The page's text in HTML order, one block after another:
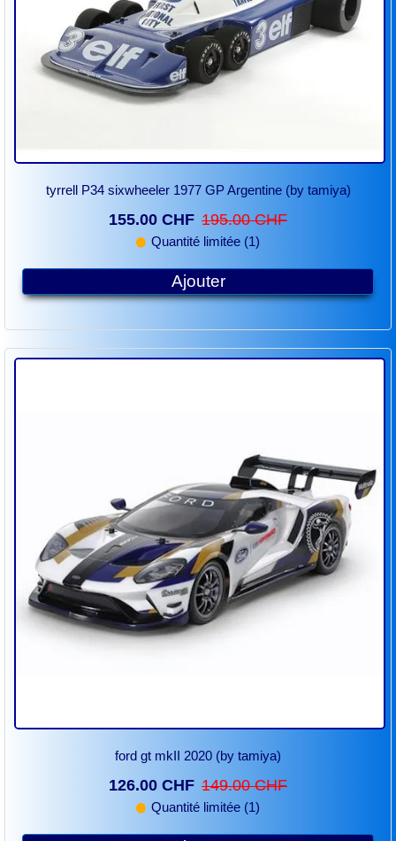
tyrrell P34 sixwheeler 1977 GP Argentine (by tamiya)
155.00 CHF 195.00 CHF
Quantité limitée (1)
Ajouter
ford gt mkII 2020 (by tamiya)
126.00 CHF 149.00 CHF
Quantité limitée (1)